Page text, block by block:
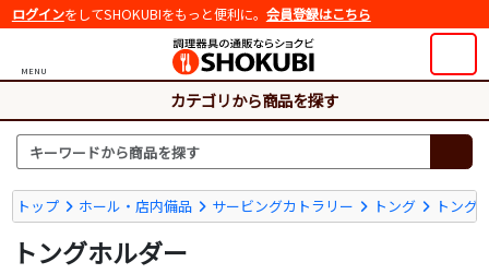
ログインをしてSHOKUBIをもっと便利に。 会員登録はこちら
MENU
カテゴリから商品を探す
トップ ホール・店内備品 サービングカトラリー トング トング
トングホルダー